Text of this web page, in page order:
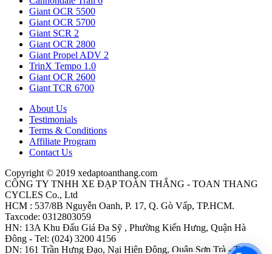
Giant OCR 5500
Giant OCR 5700
Giant SCR 2
Giant OCR 2800
Giant Propel ADV 2
TrinX Tempo 1.0
Giant OCR 2600
Giant TCR 6700
About Us
Testimonials
Terms & Conditions
Affiliate Program
Contact Us
Copyright © 2019 xedaptoanthang.com
CÔNG TY TNHH XE ĐẠP TOÀN THẮNG - TOAN THANG
CYCLES Co., Ltd
HCM : 537/8B Nguyễn Oanh, P. 17, Q. Gò Vấp, TP.HCM.
Taxcode: 0312803059
HN: 13A Khu Đấu Giá Đa Sỹ , Phường Kiến Hưng, Quận Hà
Đông - Tel: (024) 3200 4156
DN: 161 Trần Hưng Đạo, Nại Hiên Đông, Quận Sơn Trà - Tel: